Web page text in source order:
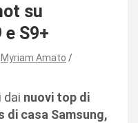
su
e S9+
Myriam Amato
dai nuovi top di
di casa Samsung,